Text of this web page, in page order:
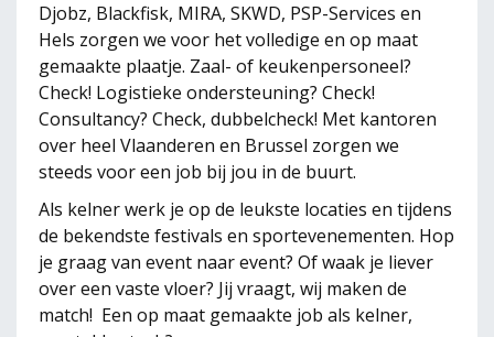
Djobz, Blackfisk, MIRA, SKWD, PSP-Services en
Hels zorgen we voor het volledige en op maat
gemaakte plaatje. Zaal- of keukenpersoneel?
Check! Logistieke ondersteuning? Check!
Consultancy? Check, dubbelcheck! Met kantoren
over heel Vlaanderen en Brussel zorgen we
steeds voor een job bij jou in de buurt.
Als kelner werk je op de leukste locaties en tijdens
de bekendste festivals en sportevenementen. Hop
je graag van event naar event? Of waak je liever
over een vaste vloer? Jij vraagt, wij maken de
match! Een op maat gemaakte job als kelner,